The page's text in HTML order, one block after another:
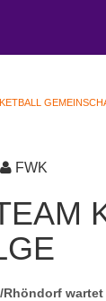
FWK
Rhöndorf